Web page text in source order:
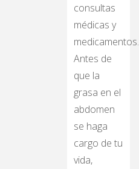
consultas
médicas y
medicamentos.
Antes de
que la
grasa en el
abdomen
se haga
cargo de tu
vida,